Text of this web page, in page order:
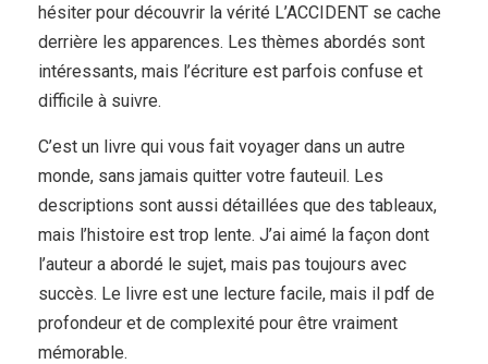
hésiter pour découvrir la vérité L’ACCIDENT se cache
derrière les apparences. Les thèmes abordés sont
intéressants, mais l’écriture est parfois confuse et
difficile à suivre.
C’est un livre qui vous fait voyager dans un autre
monde, sans jamais quitter votre fauteuil. Les
descriptions sont aussi détaillées que des tableaux,
mais l’histoire est trop lente. J’ai aimé la façon dont
l’auteur a abordé le sujet, mais pas toujours avec
succès. Le livre est une lecture facile, mais il pdf de
profondeur et de complexité pour être vraiment
mémorable.